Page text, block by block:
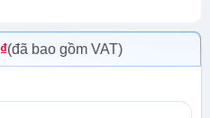
₫(đã bao gồm VAT)